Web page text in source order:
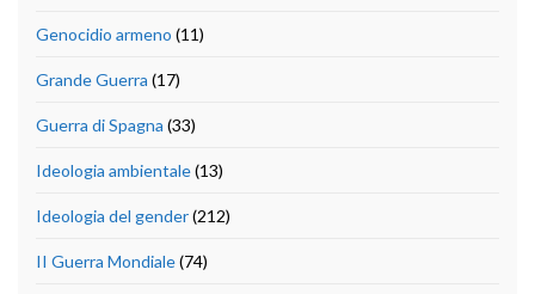
Genocidio armeno (11)
Grande Guerra (17)
Guerra di Spagna (33)
Ideologia ambientale(13)
Ideologia del gender(212)
II Guerra Mondiale(74)